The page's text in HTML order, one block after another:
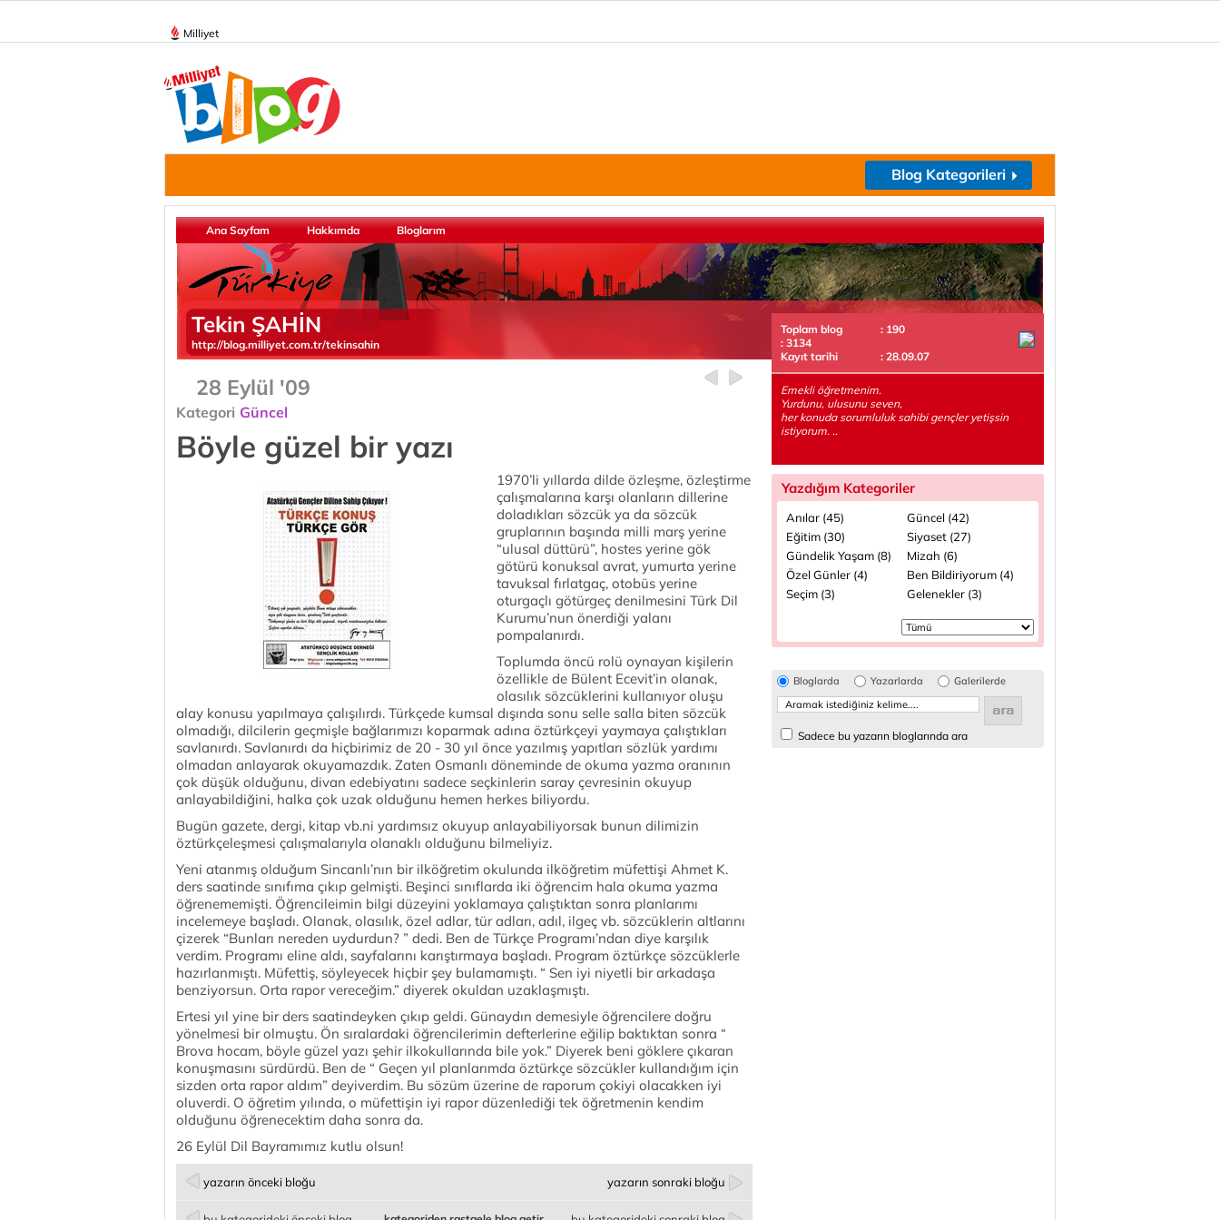
Milliyet
Blog Kategorileri
Ana Sayfam Hakkımda Bloglarım
Tekin ŞAHİN
http://blog.milliyet.com.tr/tekinsahin
28 Eylül '09
Kategori Güncel
Böyle güzel bir yazı
1970’li yıllarda dilde özleşme, özleştirme
çalışmalarına karşı olanların dillerine
doladıkları sözcük ya da sözcük
gruplarının başında milli marş yerine
“ulusal düttürü”, hostes yerine gök
götürü konuksal avrat, yumurta yerine
tavuksal fırlatgaç, otobüs yerine
oturgaçlı götürgeç denilmesini Türk Dil
Kurumu’nun önerdiği yalanı
pompalanırdı.
Toplumda öncü rolü oynayan kişilerin
özellikle de Bülent Ecevit’in olanak,
olasılık sözcüklerini kullanıyor oluşu
alay konusu yapılmaya çalışılırdı. Türkçede kumsal dışında sonu selle salla biten sözcük
olmadığı, dilcilerin geçmişle bağlarımızı koparmak adına öztürkçeyi yaymaya çalıştıkları
savlanırdı. Savlanırdı da hiçbirimiz de 20 - 30 yıl önce yazılmış yapıtları sözlük yardımı
olmadan anlayarak okuyamazdık. Zaten Osmanlı döneminde de okuma yazma oranının
çok düşük olduğunu, divan edebiyatını sadece seçkinlerin saray çevresinin okuyup
anlayabildiğini, halka çok uzak olduğunu hemen herkes biliyordu.
Bugün gazete, dergi, kitap vb.ni yardımsız okuyup anlayabiliyorsak bunun dilimizin
öztürkçeleşmesi çalışmalarıyla olanaklı olduğunu bilmeliyiz.
Yeni atanmış olduğum Sincanlı’nın bir ilköğretim okulunda ilköğretim müfettişi Ahmet K.
ders saatinde sınıfıma çıkıp gelmişti. Beşinci sınıflarda iki öğrencim hala okuma yazma
öğrenememişti. Öğrencileimin bilgi düzeyini yoklamaya çalıştıktan sonra planlarımı
incelemeye başladı. Olanak, olasılık, özel adlar, tür adları, adıl, ilgeç vb. sözcüklerin altlarını
çizerek “Bunları nereden uydurdun? ” dedi. Ben de Türkçe Programı’ndan diye karşılık
verdim. Programı eline aldı, sayfalarını karıştırmaya başladı. Program öztürkçe sözcüklerle
hazırlanmıştı. Müfettiş, söyleyecek hiçbir şey bulamamıştı. “ Sen iyi niyetli bir arkadaşa
benziyorsun. Orta rapor vereceğim.” diyerek okuldan uzaklaşmıştı.
Ertesi yıl yine bir ders saatindeyken çıkıp geldi. Günaydın demesiyle öğrencilere doğru
yönelmesi bir olmuştu. Ön sıralardaki öğrencilerimin defterlerine eğilip baktıktan sonra “
Brova hocam, böyle güzel yazı şehir ilkokullarında bile yok.” Diyerek beni göklere çıkaran
konuşmasını sürdürdü. Ben de “ Geçen yıl planlarımda öztürkçe sözcükler kullandığım için
sizden orta rapor aldım” deyiverdim. Bu sözüm üzerine de raporum çokiyi olacakken iyi
oluverdi. O öğretim yılında, o müfettişin iyi rapor düzenlediği tek öğretmenin kendim
olduğunu öğrenecektim daha sonra da.
26 Eylül Dil Bayramımız kutlu olsun!
yazarın önceki bloğu yazarın sonraki bloğu
Toplam blog
: 190
: 3134
Kayıt tarihi
: 28.09.07
Emekli öğretmenim.
Yurdunu, ulusunu seven,
her konuda sorumluluk sahibi gençler yetişsin
istiyorum. ..
Yazdığım Kategoriler
Anılar (45)
Güncel (42)
Eğitim (30)
Siyaset (27)
Gündelik Yaşam (8)
Mizah (6)
Özel Günler (4)
Ben Bildiriyorum (4)
Seçim (3)
Gelenekler (3)
Bloglarda Yazarlarda Galerilerde
Sadece bu yazarın bloglarında ara